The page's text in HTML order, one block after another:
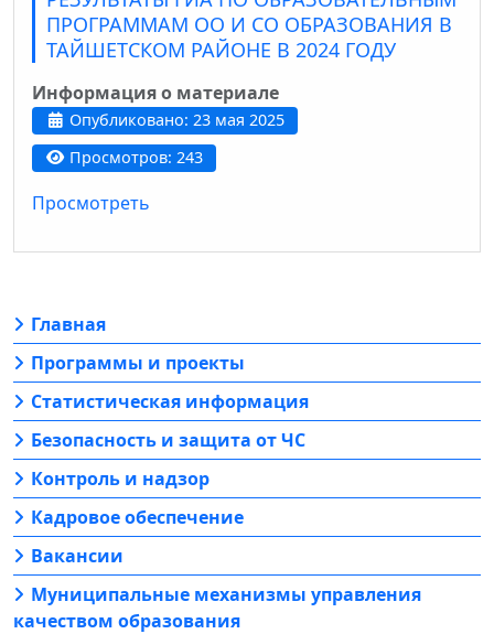
Главная
Программы и проекты
Статистическая информация
Безопасность и защита от ЧС
Контроль и надзор
Кадровое обеспечение
Вакансии
Муниципальные механизмы управления
качеством образования
ПРОГРАММАМ ОО И СО ОБРАЗОВАНИЯ В
ТАЙШЕТСКОМ РАЙОНЕ В 2024 ГОДУ
Информация о материале
Опубликовано: 23 мая 2025
Просмотров: 243
Просмотреть